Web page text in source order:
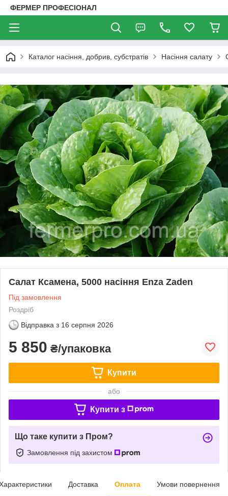
ФЕРМЕР ПРОФЕСІОНАЛ
Каталог насіння, добрив, субстратів Насіння салату
Салат Ксамена, 5000 насіння Enza Zaden
Під замовлення
Роздріб
Відправка з 16 серпня 2026
5 850 ₴/упаковка
Купити
або
Купити з
Що таке купити з Пром?
Замовлення під захистом
Доставка Оплата Умови повернення